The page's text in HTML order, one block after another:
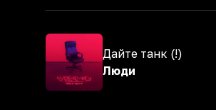
Дайте танк (!)
Люди